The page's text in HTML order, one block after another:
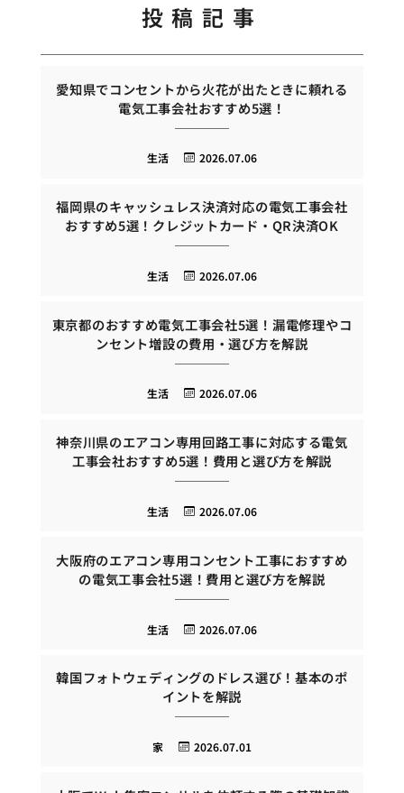
投稿記事
愛知県でコンセントから火花が出たときに頼れる
電気工事会社おすすめ5選！
2026.07.06
生活
福岡県のキャッシュレス決済対応の電気工事会社
おすすめ5選！クレジットカード・QR決済OK
2026.07.06
生活
東京都のおすすめ電気工事会社5選！漏電修理やコ
ンセント増設の費用・選び方を解説
2026.07.06
生活
神奈川県のエアコン専用回路工事に対応する電気
工事会社おすすめ5選！費用と選び方を解説
2026.07.06
生活
大阪府のエアコン専用コンセント工事におすすめ
の電気工事会社5選！費用と選び方を解説
2026.07.06
生活
韓国フォトウェディングのドレス選び！基本のポ
イントを解説
2026.07.01
家